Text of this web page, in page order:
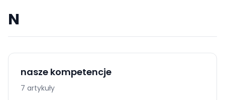
N
nasze kompetencje
7 artykuły